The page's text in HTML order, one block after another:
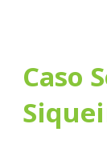
Caso